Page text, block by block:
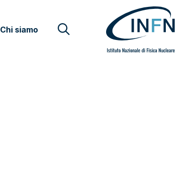
Chi siamo